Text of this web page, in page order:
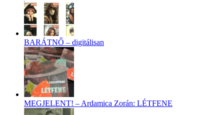
BARÁTNŐ – digitálisan
MEGJELENT! – Ardamica Zorán: LÉTFENE